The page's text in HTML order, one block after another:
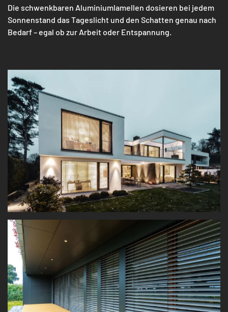
Die schwenkbaren Aluminiumlamellen dosieren bei jedem
Sonnenstand das Tageslicht und den Schatten genau nach
Bedarf – egal ob zur Arbeit oder Entspannung.